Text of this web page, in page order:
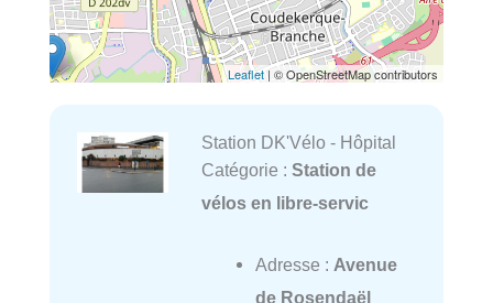
Leaflet | © OpenStreetMap contributors
Station DK'Vélo - Hôpital
Catégorie : Station de
vélos en libre-servic
Adresse : Avenue
de Rosendaël